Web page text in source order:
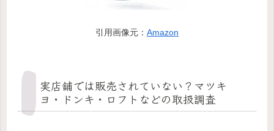
引用画像元： Amazon
実店舗では販売されていない？マツキ
ヨ・ドンキ・ロフトなどの取扱調査